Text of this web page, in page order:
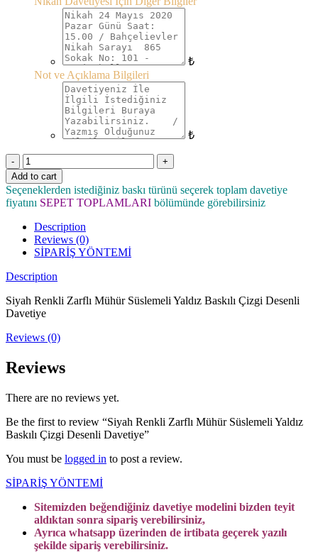
₺
Not ve Açıklama Bilgileri
₺
Quantity
Add to cart
Seçeneklerden istediğiniz baskı türünü seçerek toplam davetiye
fiyatını SEPET TOPLAMLARI bölümünde görebilirsiniz
Description
Reviews (0)
SİPARİŞ YÖNTEMİ
Description
Siyah Renkli Zarflı Mühür Süslemeli Yaldız Baskılı Çizgi Desenli
Davetiye
Reviews (0)
Reviews
There are no reviews yet.
Be the first to review “Siyah Renkli Zarflı Mühür Süslemeli Yaldız
Baskılı Çizgi Desenli Davetiye”
You must be logged in to post a review.
SİPARİŞ YÖNTEMİ
Sitemizden beğendiğiniz davetiye modelini bizden teyit
aldıktan sonra sipariş verebilirsiniz,
Ayrıca whatsapp üzerinden de irtibata geçerek yazılı
şekilde sipariş verebilirsiniz.